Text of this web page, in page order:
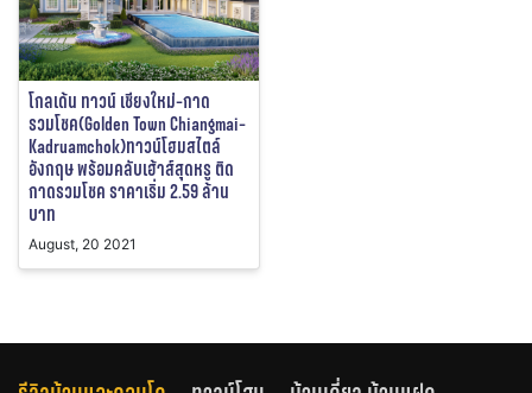
โกลเด้น ทาวน์ เชียงใหม่-กาด
รวมโชค(Golden Town Chiangmai-
Kadruamchok)ทาวน์โฮมสไตล์
อังกฤษ พร้อมคลับเฮ้าส์สุดหรู ติด
กาดรวมโชค ราคาเริ่ม 2.59 ล้าน
บาท
August, 20 2021